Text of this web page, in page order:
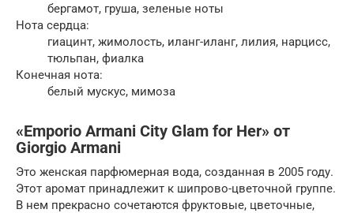
бергамот, груша, зеленые ноты
Нота сердца:
гиацинт, жимолость, иланг-иланг, лилия, нарцисс,
тюльпан, фиалка
Конечная нота:
белый мускус, мимоза
«Emporio Armani City Glam for Her» от
Giorgio Armani
Это женская парфюмерная вода, созданная в 2005 году.
Этот аромат принадлежит к шипрово-цветочной группе.
В нем прекрасно сочетаются фруктовые, цветочные,